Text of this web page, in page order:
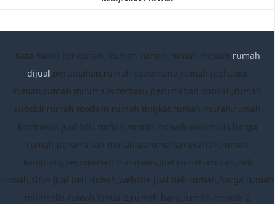
Kata Kunci Pencarian: Rumah rumah,rumah mewah,rumah
dijual,perumahan,rumah sederhana,rumah joglo,jual
rumah,rumah minimalis terbaru,perumahan subsidi,rumah
subsidi,rumah modern,rumah tingkat,rumah murah,rumah
kontrakan,jual beli rumah,rumah mewah minimalis,harga
rumah,perumahan murah,perumahan syariah,rumah
kampung,perumahan minimalis,jual rumah murah,beli
rumah,situs jual beli rumah,website jual beli rumah,harga rumah
minimalis,rumah lantai 2,rumah baru,rumah mewah 2